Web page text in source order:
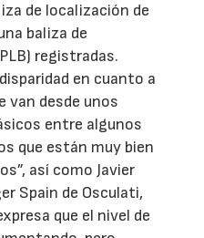
de localización de
baliza de
registradas.
en cuanto a
van desde unos
entre algunos
que están muy bien
así como Javier
Spain de Osculati,
que el nivel de